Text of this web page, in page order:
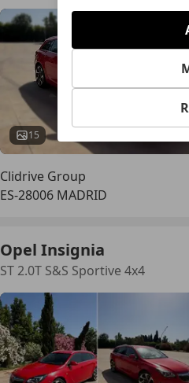
15
Clidrive Group
ES-28006 MADRID
Opel Insignia
ST 2.0T S&S Sportive 4x4